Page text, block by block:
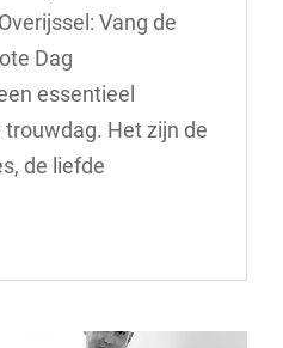
Vang de
Dag
essentieel
Het zijn de
de liefde